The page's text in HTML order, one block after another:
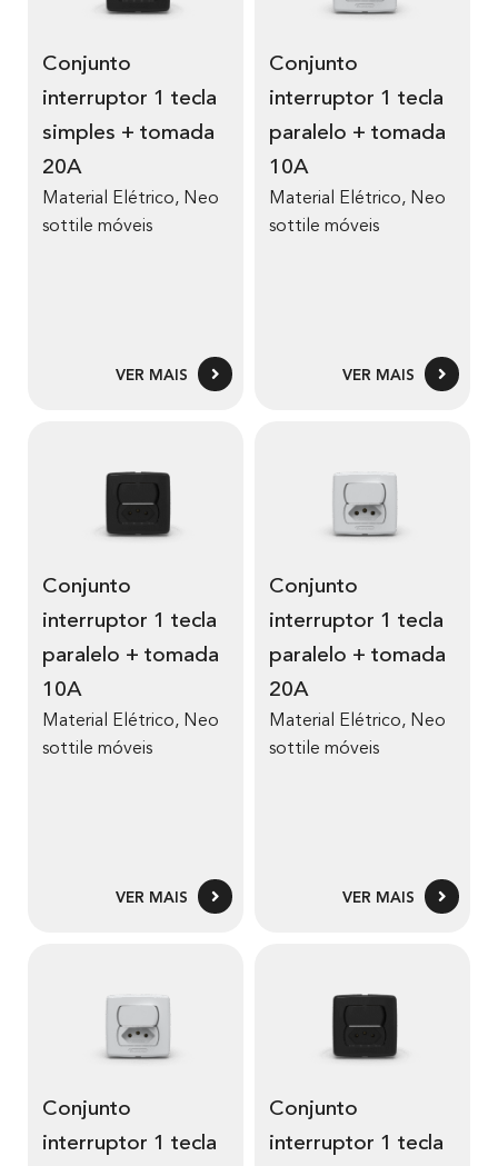
Conjunto
interruptor 1 tecla
simples + tomada
20A
Material Elétrico, Neo
sottile móveis
VER MAIS
Conjunto
interruptor 1 tecla
paralelo + tomada
10A
Material Elétrico, Neo
sottile móveis
VER MAIS
Conjunto
interruptor 1 tecla
paralelo + tomada
10A
Material Elétrico, Neo
sottile móveis
VER MAIS
Conjunto
interruptor 1 tecla
paralelo + tomada
20A
Material Elétrico, Neo
sottile móveis
VER MAIS
Conjunto
interruptor 1 tecla
Conjunto
interruptor 1 tecla